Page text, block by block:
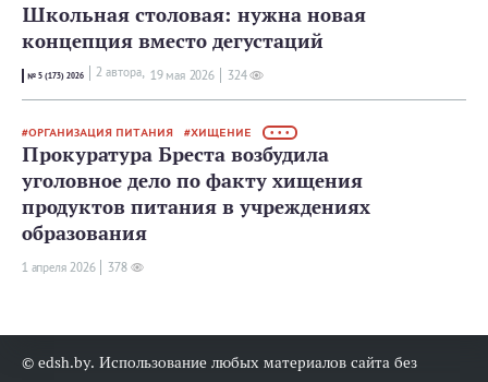
Школьная столовая: нужна новая
концепция вместо дегустаций
№ 5 (173) 2026 2 автора, 19 мая 2026 324
ОРГАНИЗАЦИЯ ПИТАНИЯ ХИЩЕНИЕ • • •
Прокуратура Бреста возбудила
уголовное дело по факту хищения
продуктов питания в учреждениях
образования
1 апреля 2026 378
© edsh.by. Использование любых материалов сайта без